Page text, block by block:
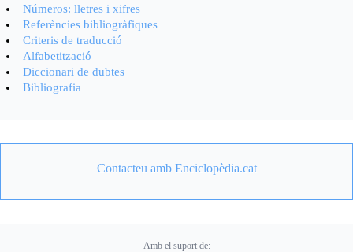
Números: lletres i xifres
Referències bibliogràfiques
Criteris de traducció
Alfabetització
Diccionari de dubtes
Bibliografia
Contacteu amb Enciclopèdia.cat
Amb el suport de: